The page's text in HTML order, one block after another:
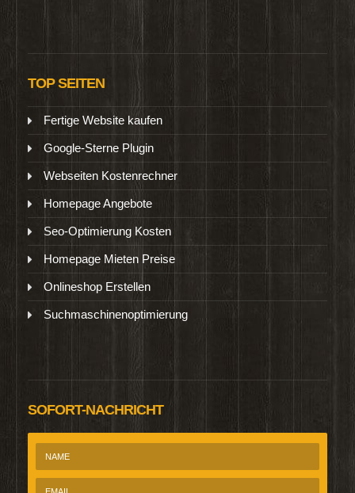
TOP SEITEN
Fertige Website kaufen
Google-Sterne Plugin
Webseiten Kostenrechner
Homepage Angebote
Seo-Optimierung Kosten
Homepage Mieten Preise
Onlineshop Erstellen
Suchmaschinenoptimierung
SOFORT-NACHRICHT